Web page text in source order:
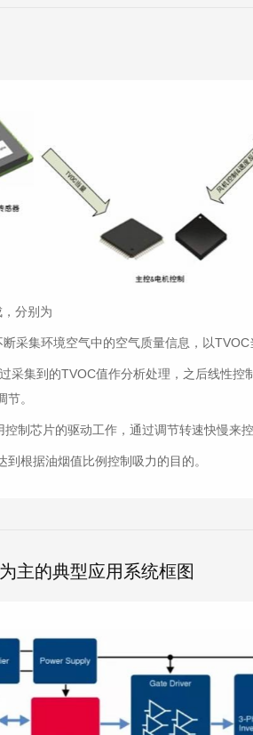
分别为
采集环境空气中的空气质量信息，以TVOC
采集到的TVOC值作分析处理，之后线性控
。
制芯片的驱动工作，通过调节转速快慢来控
到根据油烟值比例控制吸力的目的。
主的典型应用系统框图